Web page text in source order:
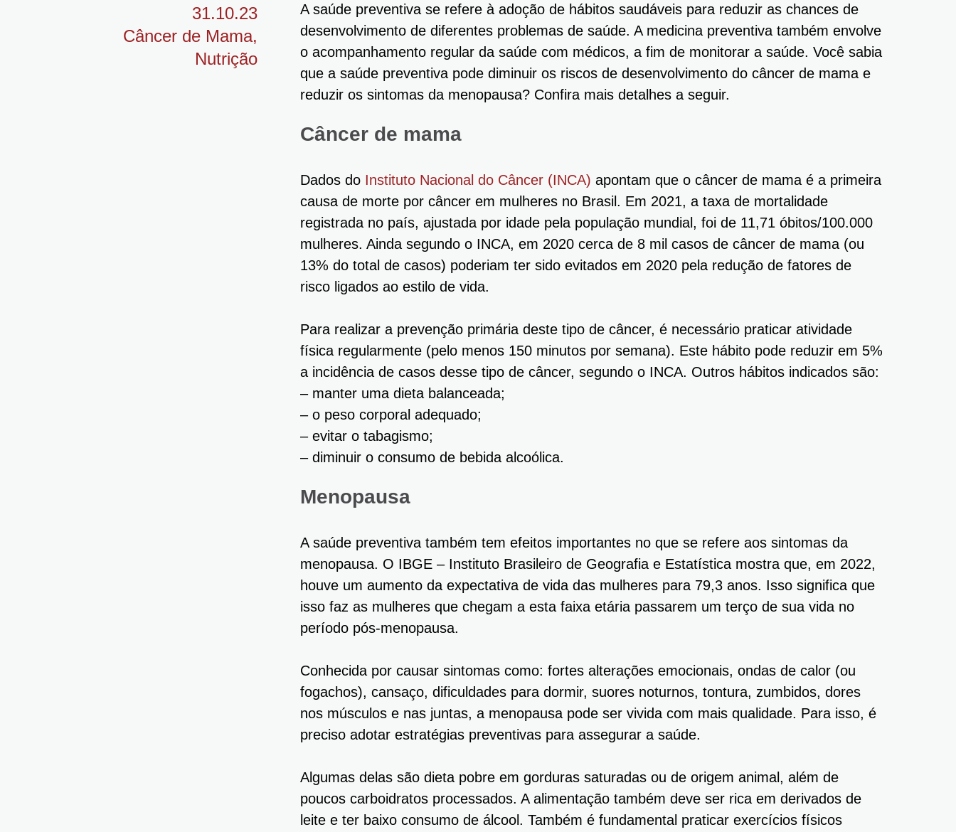
31.10.23
Câncer de Mama,
Nutrição
A saúde preventiva se refere à adoção de hábitos saudáveis para reduzir as chances de
desenvolvimento de diferentes problemas de saúde. A medicina preventiva também envolve
o acompanhamento regular da saúde com médicos, a fim de monitorar a saúde. Você sabia
que a saúde preventiva pode diminuir os riscos de desenvolvimento do câncer de mama e
reduzir os sintomas da menopausa? Confira mais detalhes a seguir.
Câncer de mama
Dados doInstituto Nacional do Câncer (INCA) apontam que o câncer de mama é a primeira
causa de morte por câncer em mulheres no Brasil. Em 2021, a taxa de mortalidade
registrada no país, ajustada por idade pela população mundial, foi de 11,71 óbitos/100.000
mulheres. Ainda segundo o INCA, em 2020 cerca de 8 mil casos de câncer de mama (ou
13% do total de casos) poderiam ter sido evitados em 2020 pela redução de fatores de
risco ligados ao estilo de vida.
Para realizar a prevenção primária deste tipo de câncer, é necessário praticar atividade
física regularmente (pelo menos 150 minutos por semana). Este hábito pode reduzir em 5%
a incidência de casos desse tipo de câncer, segundo o INCA. Outros hábitos indicados são:
– manter uma dieta balanceada;
– o peso corporal adequado;
– evitar o tabagismo;
– diminuir o consumo de bebida alcoólica.
Menopausa
A saúde preventiva também tem efeitos importantes no que se refere aos sintomas da
menopausa. O IBGE – Instituto Brasileiro de Geografia e Estatística mostra que, em 2022,
houve um aumento da expectativa de vida das mulheres para 79,3 anos. Isso significa que
isso faz as mulheres que chegam a esta faixa etária passarem um terço de sua vida no
período pós-menopausa.
Conhecida por causar sintomas como: fortes alterações emocionais, ondas de calor (ou
fogachos), cansaço, dificuldades para dormir, suores noturnos, tontura, zumbidos, dores
nos músculos e nas juntas, a menopausa pode ser vivida com mais qualidade. Para isso, é
preciso adotar estratégias preventivas para assegurar a saúde.
Algumas delas são dieta pobre em gorduras saturadas ou de origem animal, além de
poucos carboidratos processados. A alimentação também deve ser rica em derivados de
leite e ter baixo consumo de álcool. Também é fundamental praticar exercícios físicos